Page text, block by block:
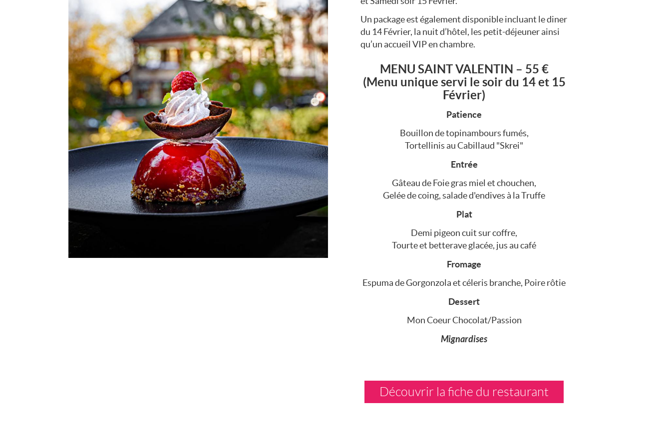
Un package est également disponible incluant le diner
du 14 Février, la nuit d’hôtel, les petit-déjeuner ainsi
qu’un accueil VIP en chambre.
MENU SAINT VALENTIN – 55 €
(Menu unique servi le soir du 14 et 15
Février)
Patience
Bouillon de topinambours fumés,
Tortellinis au Cabillaud "Skrei"
Entrée
Gâteau de Foie gras miel et chouchen,
Gelée de coing, salade d'endives à la Truffe
Plat
Demi pigeon cuit sur coffre,
Tourte et betterave glacée, jus au café
Fromage
Espuma de Gorgonzola et céleris branche, Poire rôtie
Dessert
Mon Coeur Chocolat/Passion
Mignardises
Découvrir la fiche du restaurant